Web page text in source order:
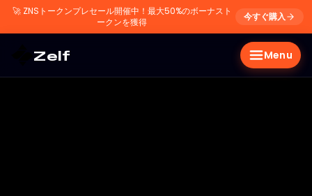
🚀 ZNSトークンプレセール開催中！最大50%のボーナスト
ークンを獲得
今すぐ購入
Zelf Menu